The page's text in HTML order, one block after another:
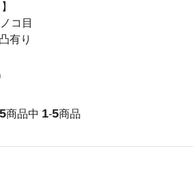
コ目
有り
5商品中 1-5商品